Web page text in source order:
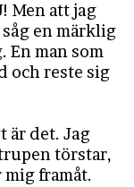
Men att jag
en märklig
En man som
och reste sig
är det. Jag
törstar,
framåt.